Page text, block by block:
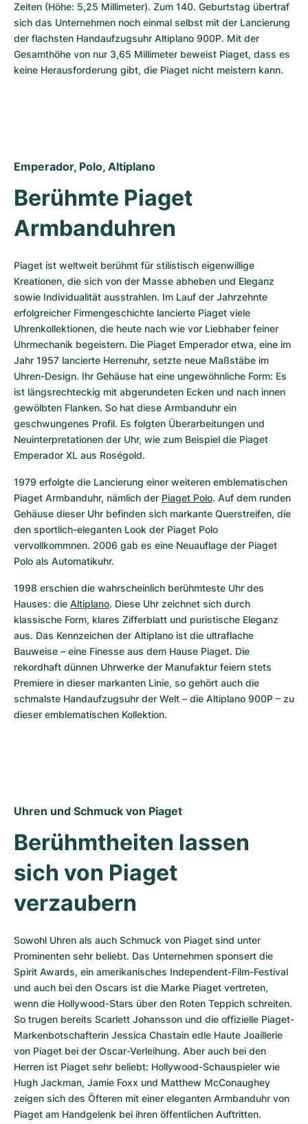
Zeiten (Höhe: 5,25 Millimeter). Zum 140. Geburtstag übertraf
sich das Unternehmen noch einmal selbst mit der Lancierung
der flachsten Handaufzugsuhr Altiplano 900P. Mit der
Gesamthöhe von nur 3,65 Millimeter beweist Piaget, dass es
keine Herausforderung gibt, die Piaget nicht meistern kann.
Emperador, Polo, Altiplano
Berühmte Piaget
Armbanduhren
Piaget ist weltweit berühmt für stilistisch eigenwillige
Kreationen, die sich von der Masse abheben und Eleganz
sowie Individualität ausstrahlen. Im Lauf der Jahrzehnte
erfolgreicher Firmengeschichte lancierte Piaget viele
Uhrenkollektionen, die heute nach wie vor Liebhaber feiner
Uhrmechanik begeistern. Die Piaget Emperador etwa, eine im
Jahr 1957 lancierte Herrenuhr, setzte neue Maßstäbe im
Uhren-Design. Ihr Gehäuse hat eine ungewöhnliche Form: Es
ist längsrechteckig mit abgerundeten Ecken und nach innen
gewölbten Flanken. So hat diese Armbanduhr ein
geschwungenes Profil. Es folgten Überarbeitungen und
Neuinterpretationen der Uhr, wie zum Beispiel die Piaget
Emperador XL aus Roségold.
1979 erfolgte die Lancierung einer weiteren emblematischen
Piaget Armbanduhr, nämlich der Piaget Polo. Auf dem runden
Gehäuse dieser Uhr befinden sich markante Querstreifen, die
den sportlich-eleganten Look der Piaget Polo
vervollkommnen. 2006 gab es eine Neuauflage der Piaget
Polo als Automatikuhr.
1998 erschien die wahrscheinlich berühmteste Uhr des
Hauses: die Altiplano. Diese Uhr zeichnet sich durch
klassische Form, klares Zifferblatt und puristische Eleganz
aus. Das Kennzeichen der Altiplano ist die ultraflache
Bauweise – eine Finesse aus dem Hause Piaget. Die
rekordhaft dünnen Uhrwerke der Manufaktur feiern stets
Premiere in dieser markanten Linie, so gehört auch die
schmalste Handaufzugsuhr der Welt – die Altiplano 900P – zu
dieser emblematischen Kollektion.
Uhren und Schmuck von Piaget
Berühmtheiten lassen
sich von Piaget
verzaubern
Sowohl Uhren als auch Schmuck von Piaget sind unter
Prominenten sehr beliebt. Das Unternehmen sponsert die
Spirit Awards, ein amerikanisches Independent-Film-Festival
und auch bei den Oscars ist die Marke Piaget vertreten,
wenn die Hollywood-Stars über den Roten Teppich schreiten.
So trugen bereits Scarlett Johansson und die offizielle Piaget-
Markenbotschafterin Jessica Chastain edle Haute Joaillerie
von Piaget bei der Oscar-Verleihung. Aber auch bei den
Herren ist Piaget sehr beliebt: Hollywood-Schauspieler wie
Hugh Jackman, Jamie Foxx und Matthew McConaughey
zeigen sich des Öfteren mit einer eleganten Armbanduhr von
Piaget am Handgelenk bei ihren öffentlichen Auftritten.